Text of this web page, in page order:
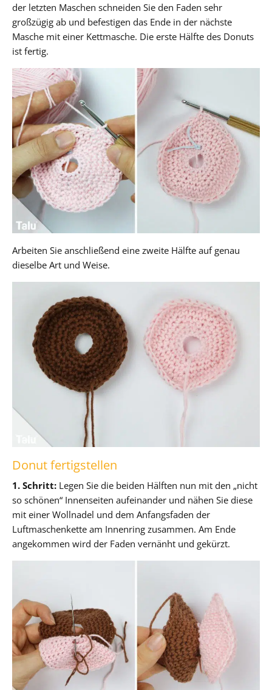
der letzten Maschen schneiden Sie den Faden sehr
großzügig ab und befestigen das Ende in der nächste
Masche mit einer Kettmasche. Die erste Hälfte des Donuts
ist fertig.
Arbeiten Sie anschließend eine zweite Hälfte auf genau
dieselbe Art und Weise.
Donut fertigstellen
1. Schritt: Legen Sie die beiden Hälften nun mit den „nicht
so schönen“ Innenseiten aufeinander und nähen Sie diese
mit einer Wollnadel und dem Anfangsfaden der
Luftmaschenkette am Innenring zusammen. Am Ende
angekommen wird der Faden vernänht und gekürzt.